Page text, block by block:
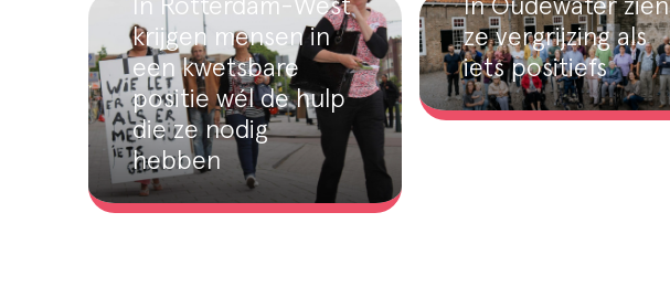
In Rotterdam-West
krijgen mensen in
een kwetsbare
positie wél de hulp
die ze nodig
hebben
In Oudewater zien
ze vergrijzing als
iets positiefs